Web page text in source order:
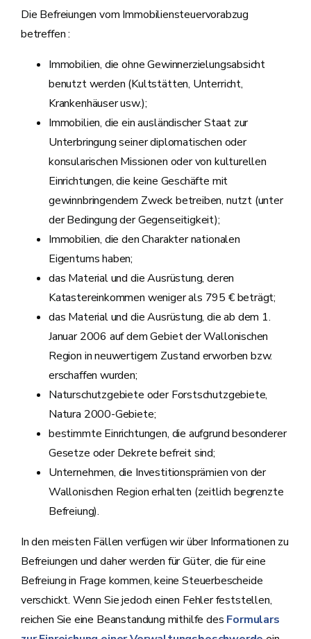
Die Befreiungen vom Immobiliensteuervorabzug
betreffen :
Immobilien, die ohne Gewinnerzielungsabsicht
benutzt werden (Kultstätten, Unterricht,
Krankenhäuser usw.);
Immobilien, die ein ausländischer Staat zur
Unterbringung seiner diplomatischen oder
konsularischen Missionen oder von kulturellen
Einrichtungen, die keine Geschäfte mit
gewinnbringendem Zweck betreiben, nutzt (unter
der Bedingung der Gegenseitigkeit);
Immobilien, die den Charakter nationalen
Eigentums haben;
das Material und die Ausrüstung, deren
Katastereinkommen weniger als 795 € beträgt;
das Material und die Ausrüstung, die ab dem 1.
Januar 2006 auf dem Gebiet der Wallonischen
Region in neuwertigem Zustand erworben bzw.
erschaffen wurden;
Naturschutzgebiete oder Forstschutzgebiete,
Natura 2000-Gebiete;
bestimmte Einrichtungen, die aufgrund besonderer
Gesetze oder Dekrete befreit sind;
Unternehmen, die Investitionsprämien von der
Wallonischen Region erhalten (zeitlich begrenzte
Befreiung).
In den meisten Fällen verfügen wir über Informationen zu
Befreiungen und daher werden für Güter, die für eine
Befreiung in Frage kommen, keine Steuerbescheide
verschickt. Wenn Sie jedoch einen Fehler feststellen,
reichen Sie eine Beanstandung mithilfe des Formulars